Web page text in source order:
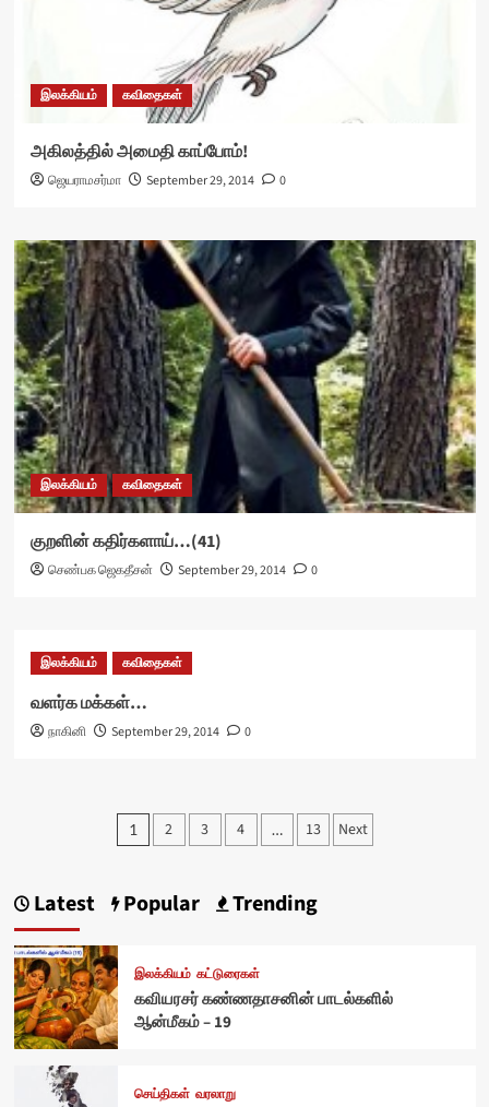
இலக்கியம் கவிதைகள்
அகிலத்தில் அமைதி காப்போம்!
ஜெயராமசர்மா September 29, 2014 0
இலக்கியம் கவிதைகள்
குறளின் கதிர்களாய்…(41)
செண்பக ஜெகதீசன் September 29, 2014 0
இலக்கியம் கவிதைகள்
வளர்க மக்கள்…
நாகினி September 29, 2014 0
Posts
1 2 3 4 … 13 Next
Latest Popular Trending
இலக்கியம் கட்டுரைகள்
கவியரசர் கண்ணதாசனின் பாடல்களில்
ஆன்மீகம் – 19
செய்திகள் வரலாறு